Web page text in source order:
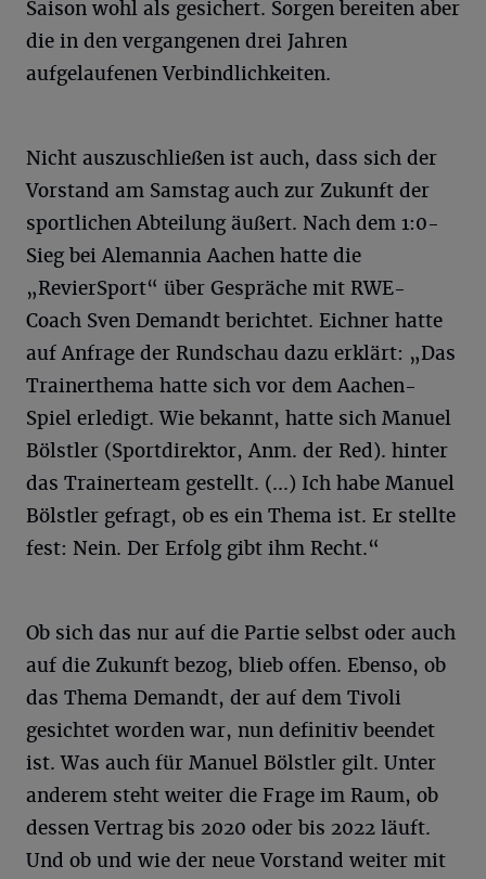
Saison wohl als gesichert. Sorgen bereiten aber
die in den vergangenen drei Jahren
aufgelaufenen Verbindlichkeiten.
Nicht auszuschließen ist auch, dass sich der
Vorstand am Samstag auch zur Zukunft der
sportlichen Abteilung äußert. Nach dem 1:0-
Sieg bei Alemannia Aachen hatte die
„RevierSport“ über Gespräche mit RWE-
Coach Sven Demandt berichtet. Eichner hatte
auf Anfrage der Rundschau dazu erklärt: „Das
Trainerthema hatte sich vor dem Aachen-
Spiel erledigt. Wie bekannt, hatte sich Manuel
Bölstler (Sportdirektor, Anm. der Red). hinter
das Trainerteam gestellt. (...) Ich habe Manuel
Bölstler gefragt, ob es ein Thema ist. Er stellte
fest: Nein. Der Erfolg gibt ihm Recht.“
Ob sich das nur auf die Partie selbst oder auch
auf die Zukunft bezog, blieb offen. Ebenso, ob
das Thema Demandt, der auf dem Tivoli
gesichtet worden war, nun definitiv beendet
ist. Was auch für Manuel Bölstler gilt. Unter
anderem steht weiter die Frage im Raum, ob
dessen Vertrag bis 2020 oder bis 2022 läuft.
Und ob und wie der neue Vorstand weiter mit